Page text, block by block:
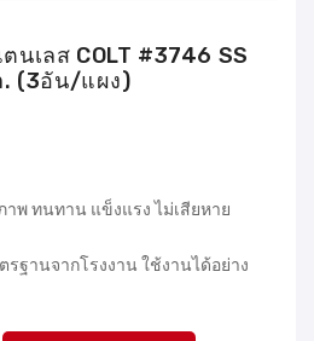
นเลส COLT #3746 SS
(3อัน/แผง)
พ ทนทาน แข็งแรง ไม่เสียหาย
ฐานจากโรงงาน ใช้งานได้อย่าง